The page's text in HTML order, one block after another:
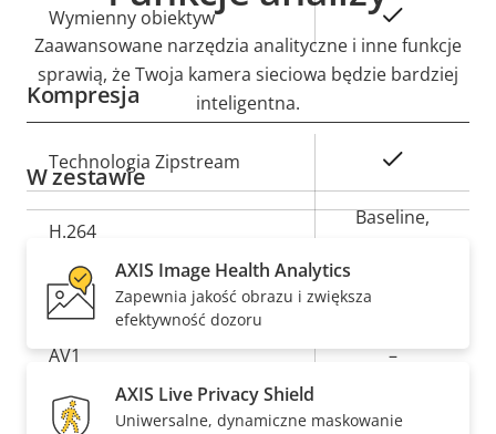
Wymienny obiektyw
Kompresja
Opis
nieruchomości
nieruchomości
Technologia Zipstream
H.264
Baseline,
H.265
AV1 –
Zaawansowane narzędzia analityczne i inne funkcje
sprawią, że Twoja kamera sieciowa będzie bardziej
inteligentna.
W zestawie
AXIS Image Health Analytics
Zapewnia jakość obrazu i zwiększa
efektywność dozoru
AXIS Live Privacy Shield
Uniwersalne, dynamiczne maskowanie